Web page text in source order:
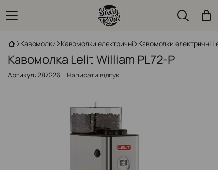
Кавомолки Кавомолки електричні Кавомолки електричні
Кавомолка Lelit William PL72-P
Артикул: 287226 Написати відгук